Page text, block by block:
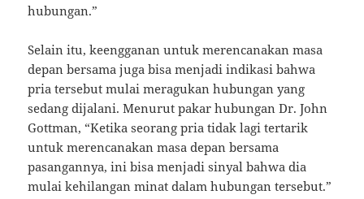
hubungan.”
Selain itu, keengganan untuk merencanakan masa
depan bersama juga bisa menjadi indikasi bahwa
pria tersebut mulai meragukan hubungan yang
sedang dijalani. Menurut pakar hubungan Dr. John
Gottman, “Ketika seorang pria tidak lagi tertarik
untuk merencanakan masa depan bersama
pasangannya, ini bisa menjadi sinyal bahwa dia
mulai kehilangan minat dalam hubungan tersebut.”